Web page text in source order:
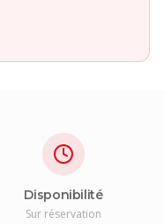
Disponibilité
Sur réservation